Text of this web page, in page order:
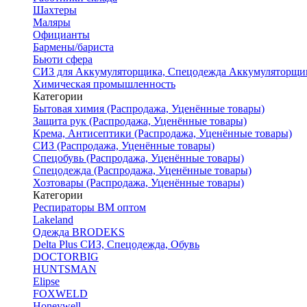
Шахтеры
Маляры
Официанты
Бармены/бариста
Бьюти сфера
СИЗ для Аккумуляторщика, Спецодежда
Химическая промышленность
Категории
Бытовая химия (Распродажа, Уценённые товары)
Защита рук (Распродажа, Уценённые товары)
Крема, Антисептики (Распродажа, Уценённые товары)
СИЗ (Распродажа, Уценённые товары)
Спецобувь (Распродажа, Уценённые товары)
Спецодежда (Распродажа, Уценённые товары)
Хозтовары (Распродажа, Уценённые товары)
Категории
Респираторы ВМ оптом
Lakeland
Одежда BRODEKS
Delta Plus СИЗ, Спецодежда, Обувь
DOCTORBIG
HUNTSMAN
Elipse
FOXWELD